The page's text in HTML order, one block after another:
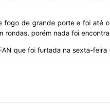
fogo de grande porte e foi até
rondas, porém nada foi
que foi furtada na sexta-feira